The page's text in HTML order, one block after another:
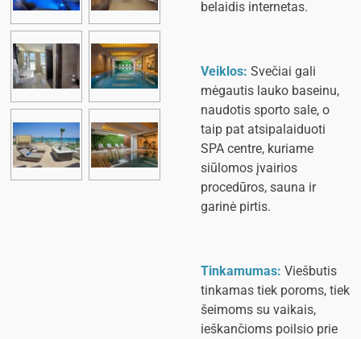
belaidis internetas.
Veiklos: Svečiai gali
mėgautis lauko baseinu,
naudotis sporto sale, o
taip pat atsipalaiduoti
SPA centre, kuriame
siūlomos įvairios
procedūros, sauna ir
garinė pirtis.
Tinkamumas: Viešbutis
tinkamas tiek poroms, tiek
šeimoms su vaikais,
ieškančioms poilsio prie